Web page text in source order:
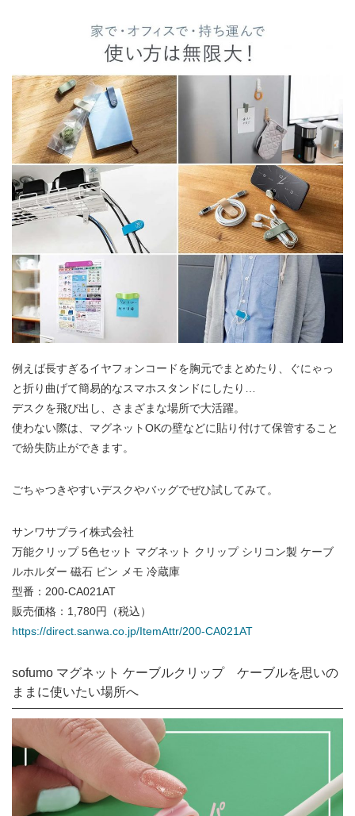
例えば長すぎるイヤフォンコードを胸元でまとめたり、ぐにゃっ
と折り曲げて簡易的なスマホスタンドにしたり…
デスクを飛び出し、さまざまな場所で大活躍。
使わない際は、マグネットOKの壁などに貼り付けて保管すること
で紛失防止ができます。
ごちゃつきやすいデスクやバッグでぜひ試してみて。
サンワサプライ株式会社
万能クリップ 5色セット マグネット クリップ シリコン製 ケーブ
ルホルダー 磁石 ピン メモ 冷蔵庫
型番：200-CA021AT
販売価格：1,780円（税込）
https://direct.sanwa.co.jp/ItemAttr/200-CA021AT
sofumo マグネット ケーブルクリップ ケーブルを思いの
ままに使いたい場所へ